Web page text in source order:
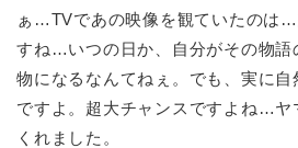
ぁ…TVであの映像を観ていたのは
すね…いつの日か、自分がその物
物になるなんてねぇ。でも、実に
ですよ。超大チャンスですよね…ヤ
くれました。